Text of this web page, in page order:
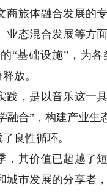
商旅体融合发展的
态混合发展等方
“基础设施”，为
放。
，是以音乐这一
融合”，构建产业
良性循环。
其价值已超越了
城市发展的分享者